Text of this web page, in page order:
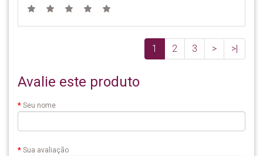
1 2 3 > >|
Avalie este produto
Seu nome
Sua avaliação